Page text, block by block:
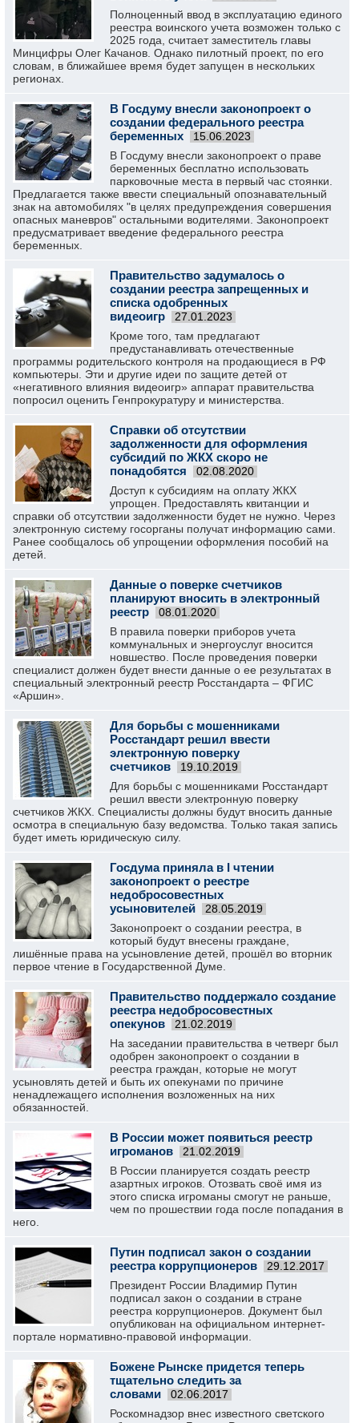
Полноценный ввод в эксплуатацию единого
реестра воинского учета возможен только с
2025 года, считает заместитель главы
Минцифры Олег Качанов. Однако пилотный проект, по его
словам, в ближайшее время будет запущен в нескольких
регионах.
В Госдуму внесли законопроект о
создании федерального реестра
беременных
15.06.2023
В Госдуму внесли законопроект о праве
беременных бесплатно использовать
парковочные места в первый час стоянки.
Предлагается также ввести специальный опознавательный
знак на автомобилях "в целях предупреждения совершения
опасных маневров" остальными водителями. Законопроект
предусматривает введение федерального реестра
беременных.
Правительство задумалось о
создании реестра запрещенных и
списка одобренных
видеоигр
27.01.2023
Кроме того, там предлагают
предустанавливать отечественные
программы родительского контроля на продающиеся в РФ
компьютеры. Эти и другие идеи по защите детей от
«негативного влияния видеоигр» аппарат правительства
попросил оценить Генпрокуратуру и министерства.
Справки об отсутствии
задолженности для оформления
субсидий по ЖКХ скоро не
понадобятся
02.08.2020
Доступ к субсидиям на оплату ЖКХ
упрощен. Предоставлять квитанции и
справки об отсутствии задолженности будет не нужно. Через
электронную систему госорганы получат информацию сами.
Ранее сообщалось об упрощении оформления пособий на
детей.
Данные о поверке счетчиков
планируют вносить в электронный
реестр
08.01.2020
В правила поверки приборов учета
коммунальных и энергоуслуг вносится
новшество. После проведения поверки
специалист должен будет внести данные о ее результатах в
специальный электронный реестр Росстандарта – ФГИС
«Аршин».
Для борьбы с мошенниками
Росстандарт решил ввести
электронную поверку
счетчиков
19.10.2019
Для борьбы с мошенниками Росстандарт
решил ввести электронную поверку
счетчиков ЖКХ. Специалисты должны будут вносить данные
осмотра в специальную базу ведомства. Только такая запись
будет иметь юридическую силу.
Госдума приняла в I чтении
законопроект о реестре
недобросовестных
усыновителей
28.05.2019
Законопроект о создании реестра, в
который будут внесены граждане,
лишённые права на усыновление детей, прошёл во вторник
первое чтение в Государственной Думе.
Правительство поддержало создание
реестра недобросовестных
опекунов
21.02.2019
На заседании правительства в четверг был
одобрен законопроект о создании в
реестра граждан, которые не могут
усыновлять детей и быть их опекунами по причине
ненадлежащего исполнения возложенных на них
обязанностей.
В России может появиться реестр
игроманов
21.02.2019
В России планируется создать реестр
азартных игроков. Отозвать своё имя из
этого списка игроманы смогут не раньше,
чем по прошествии года после попадания в
него.
Путин подписал закон о создании
реестра коррупционеров
29.12.2017
Президент России Владимир Путин
подписал закон о создании в стране
реестра коррупционеров. Документ был
опубликован на официальном интернет-
портале нормативно-правовой информации.
Божене Рынске придется теперь
тщательно следить за
словами
02.06.2017
Роскомнадзор внес известного светского